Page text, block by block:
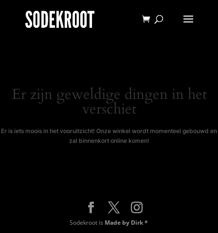
Er zijn geweldige dingen in het
verschiet
Er is iets moois in het vooruitzicht! Onze winkel wordt momenteel gebouwd en
zal binnenkort online komen!
Sodekroot is Made by Dirk *